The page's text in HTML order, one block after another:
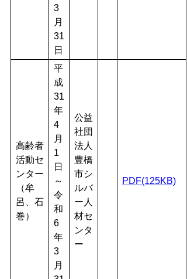
3
月
31
日
高齢者
活動セ
ンター
（牟
呂、石
巻）
平
成
31
年
4
月
1
日
～
令
和
6
年
3
月
公益
社団
法人
豊橋
市シ
ルバ
ー人
材セ
ンタ
ー
PDF(125KB)